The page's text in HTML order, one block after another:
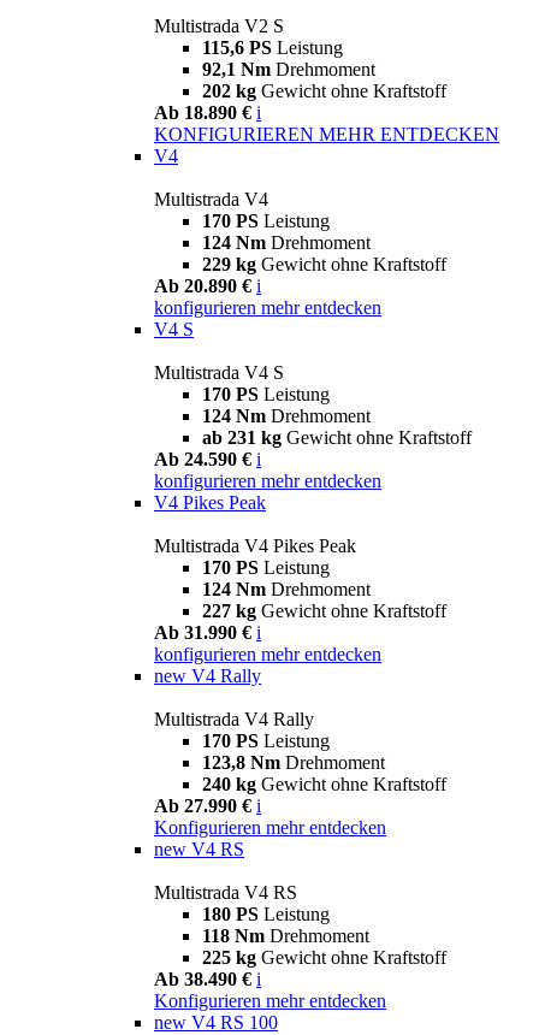
Multistrada V2 S
115,6 PS Leistung
92,1 Nm Drehmoment
202 kg Gewicht ohne Kraftstoff
Ab 18.890 € i
KONFIGURIEREN MEHR ENTDECKEN
V4
Multistrada V4
170 PS Leistung
124 Nm Drehmoment
229 kg Gewicht ohne Kraftstoff
Ab 20.890 € i
konfigurieren mehr entdecken
V4 S
Multistrada V4 S
170 PS Leistung
124 Nm Drehmoment
ab 231 kg Gewicht ohne Kraftstoff
Ab 24.590 € i
konfigurieren mehr entdecken
V4 Pikes Peak
Multistrada V4 Pikes Peak
170 PS Leistung
124 Nm Drehmoment
227 kg Gewicht ohne Kraftstoff
Ab 31.990 € i
konfigurieren mehr entdecken
new V4 Rally
Multistrada V4 Rally
170 PS Leistung
123,8 Nm Drehmoment
240 kg Gewicht ohne Kraftstoff
Ab 27.990 € i
Konfigurieren mehr entdecken
new V4 RS
Multistrada V4 RS
180 PS Leistung
118 Nm Drehmoment
225 kg Gewicht ohne Kraftstoff
Ab 38.490 € i
Konfigurieren mehr entdecken
new V4 RS 100